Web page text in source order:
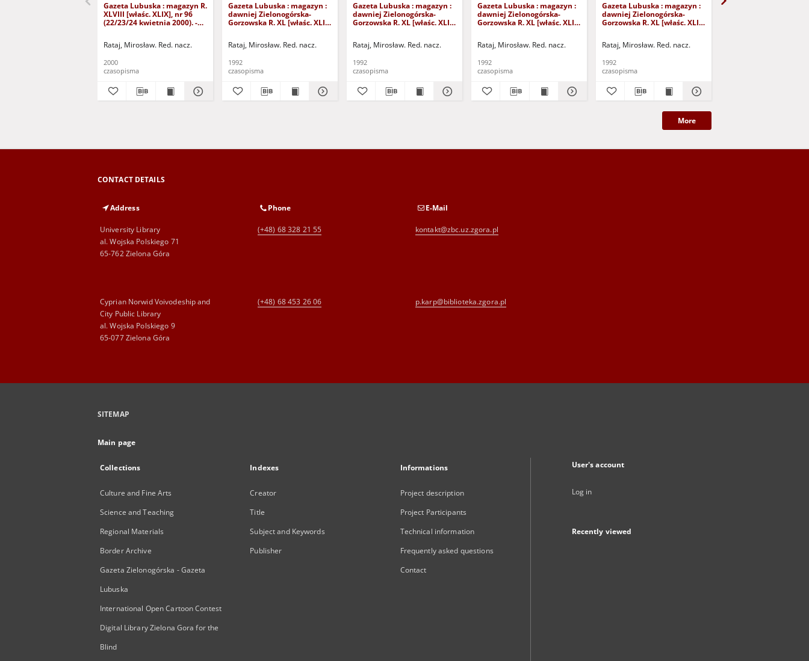
Gazeta Lubuska : magazyn R.
XLVIII [właśc. XLIX], nr 96
(22/23/24 kwietnia 2000). -
Rataj, Mirosław. Red. nacz.
2000
czasopisma
Gazeta Lubuska : magazyn :
dawniej Zielonogórska-
Gorzowska R. XL [właśc. XLI],
Rataj, Mirosław. Red. nacz.
1992
czasopisma
Gazeta Lubuska : magazyn :
dawniej Zielonogórska-
Gorzowska R. XL [właśc. XLI],
Rataj, Mirosław. Red. nacz.
1992
czasopisma
Gazeta Lubuska : magazyn :
dawniej Zielonogórska-
Gorzowska R. XL [właśc. XLI],
Rataj, Mirosław. Red. nacz.
1992
czasopisma
Gazeta Lubuska : magazyn :
dawniej Zielonogórska-
Gorzowska R. XL [właśc. XLI],
Rataj, Mirosław. Red. nacz.
1992
czasopisma
More
CONTACT DETAILS
Address
University Library
al. Wojska Polskiego 71
65-762 Zielona Góra
Phone
(+48) 68 328 21 55
E-Mail
kontakt@zbc.uz.zgora.pl
Cyprian Norwid Voivodeship and
City Public Library
al. Wojska Polskiego 9
65-077 Zielona Góra
(+48) 68 453 26 06 p.karp@biblioteka.zgora.pl
SITEMAP
Main page
Collections
Culture and Fine Arts
Science and Teaching
Regional Materials
Border Archive
Gazeta Zielonogórska - Gazeta
Lubuska
International Open Cartoon Contest
Digital Library Zielona Gora for the
Blind
Indexes
Creator
Title
Subject and Keywords
Publisher
Informations
Project description
Project Participants
Technical information
Frequently asked questions
Contact
User's account
Log in
Recently viewed